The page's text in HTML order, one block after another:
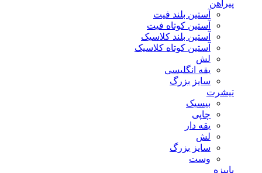
پیراهن
آستین بلند فیت
آستین کوتاه فیت
آستین بلند کلاسیک
آستین کوتاه کلاسیک
لش
یقه انگلیسی
سایز بزرگ
تیشرت
بیسیک
چاپی
یقه دار
لش
سایز بزرگ
وست
پاییزه